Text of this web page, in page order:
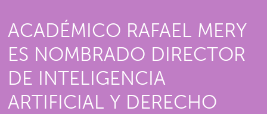
ACADÉMICO RAFAEL MERY
ES NOMBRADO DIRECTOR
DE INTELIGENCIA
ARTIFICIAL Y DERECHO